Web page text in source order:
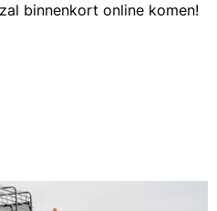
binnenkort online komen!